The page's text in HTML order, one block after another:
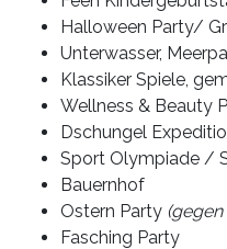
Halloween Party/
Unterwasser,
Klassiker Spiele,
Wellness & Beauty
Dschungel
Sport Olympiade /
Bauernhof
Ostern Party
Fasching Party